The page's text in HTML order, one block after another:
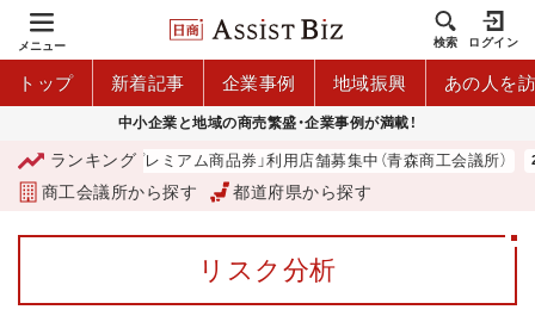
メニュー 検索 ログイン
トップ 新着記事 企業事例 地域振興 あの人を
中小企業と地域の商売繁盛・企業事例が満載！
ランキング
「青森市プレミアム商品券」利用店舗募集中（青森商工会議所）
商工会議所から探す 都道府県から探す
リスク分析